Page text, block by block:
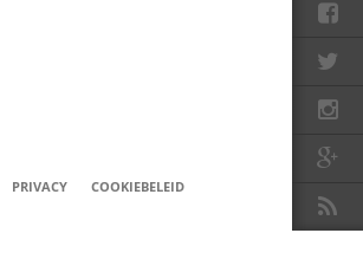
PRIVACY COOKIEBELEID